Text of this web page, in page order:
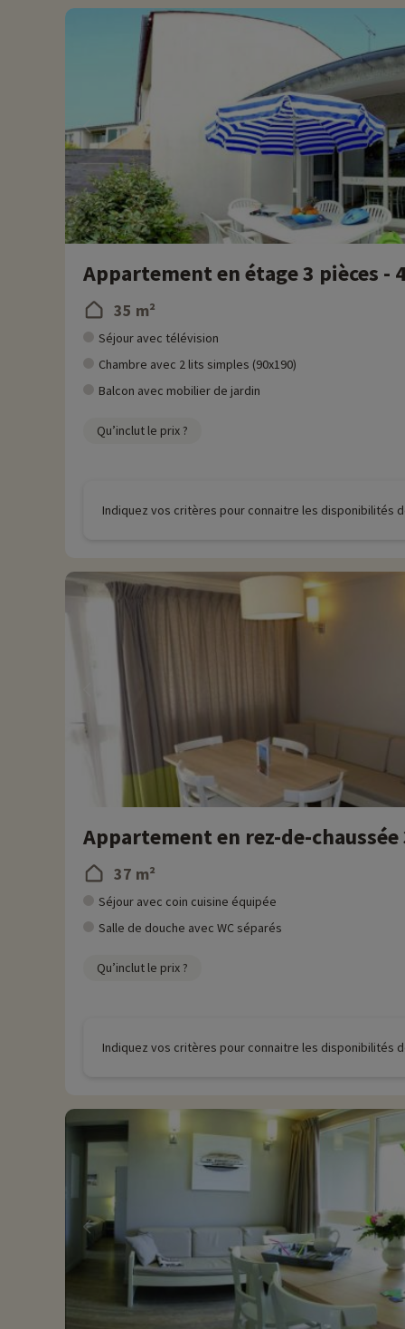
Appartement en étage 3 pièces -
35 m²
Séjour avec télévision
Chambre avec 2 lits simples (90x190)
Balcon avec mobilier de jardin
Qu’inclut le prix ?
Indiquez vos critères pour connaitre les disponibilités
Appartement en rez-de-chaussée
37 m²
Séjour avec coin cuisine équipée
Salle de douche avec WC séparés
Qu’inclut le prix ?
Indiquez vos critères pour connaitre les disponibilités